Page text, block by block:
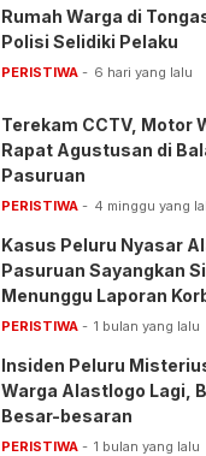
Rumah Warga di
Polisi Selidiki Pelaku
PERISTIWA 6 hari yang lalu
Terekam CCTV, Motor
Rapat Agustusan di
Pasuruan
PERISTIWA 4 minggu yang
Kasus Peluru Nyasar
Pasuruan Sayangkan
Menunggu Laporan
PERISTIWA 1 bulan yang lalu
Insiden Peluru
Warga Alastlogo Lagi,
Besar-besaran
PERISTIWA 1 bulan yang lalu